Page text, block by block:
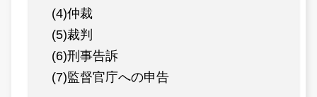
(4)仲裁
(5)裁判
(6)刑事告訴
(7)監督官庁への申告